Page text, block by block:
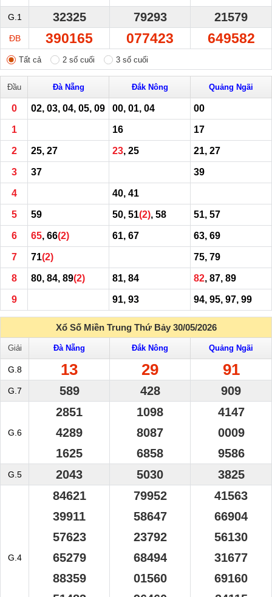
G.1 32325 79293 21579
ĐB 390165 077423 649582
Tất cả 2 số cuối 3 số cuối
Đầu Đà Nẵng Đắk Nông Quảng Ngãi
0 02, 03, 04, 05, 09 00, 01, 04 00
1 16 17
2 25, 27 23, 25 21, 27
3 37 39
4 40, 41
5 59 50, 51(2), 58 51, 57
6 65, 66(2) 61, 67 63, 69
7 71(2) 75, 79
8 80, 84, 89(2) 81, 84 82, 87, 89
9 91, 93 94, 95, 97, 99
Xổ Số Miền Trung Thứ Bảy 30/05/2026
Giải Đà Nẵng Đắk Nông Quảng Ngãi
G.8 13 29 91
G.7 589 428 909
G.6
2851
4289
1625
1098
8087
6858
4147
0009
9586
G.5 2043 5030 3825
G.4
84621
39911
57623
65279
88359
79952
58647
23792
68494
01560
41563
66904
56130
31677
69160